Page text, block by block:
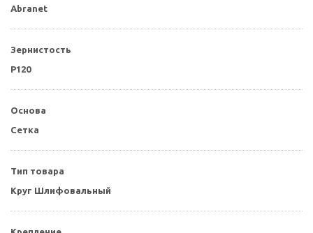
Abranet
Зернистость
P120
Основа
Сетка
Тип товара
Круг Шлифовальный